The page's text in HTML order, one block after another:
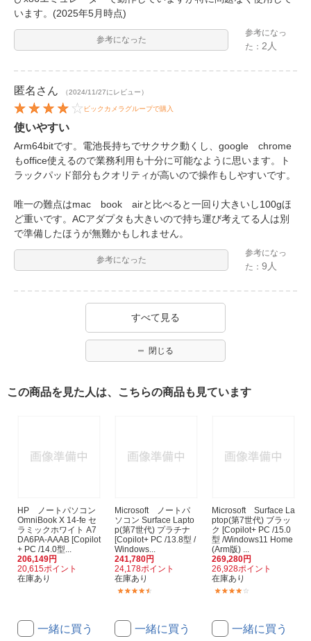
います。(2025年5月時点)
参考になった
参考になっ
た：2人
匿名 さん （2024/11/27にレビュー）
ビックカメラグループで購入
使いやすい
Arm64bitです。電池長持ちでサクサク動くし、google chrome
もoffice使えるので業務利用も十分に可能なように思います。ト
ラックパッド部分もクオリティが高いので操作もしやすいです。
唯一の難点はmac book airと比べると一回り大きいし100gほ
ど重いです。ACアダプタも大きいので持ち運び考えてる人は別
で準備したほうが無難かもしれません。
参考になった
参考になっ
た：9人
すべて見る
閉じる
この商品を見た人は、こちらの商品も見ています
HP ノートパソコン
OmniBook X 14-fe セ
ラミックホワイト A7
DA6PA-AAAB [Copilot
+ PC /14.0型...
206,149円
20,615ポイント
在庫あり
一緒に買う
Microsoft ノートパ
ソコン Surface Lapto
p(第7世代) プラチナ
[Copilot+ PC /13.8型 /
Windows...
241,780円
24,178ポイント
在庫あり
一緒に買う
Microsoft Surface La
ptop(第7世代) ブラッ
ク [Copilot+ PC /15.0
型 /Windows11 Home
(Arm版) ...
269,280円
26,928ポイント
在庫あり
一緒に買う